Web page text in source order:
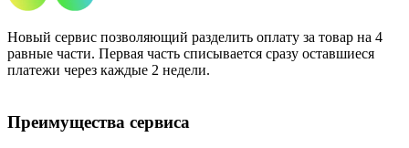
Новый сервис позволяющий разделить оплату за товар на 4
равные части. Первая часть списывается сразу оставшиеся
платежи через каждые 2 недели.
Преимущества сервиса